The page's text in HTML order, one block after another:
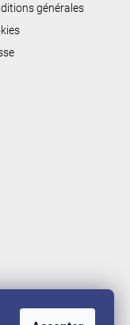
générales